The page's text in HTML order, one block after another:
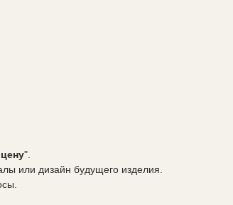
".
или дизайн будущего изделия.